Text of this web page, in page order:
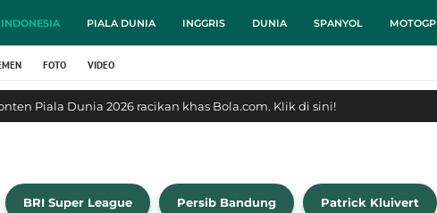
INDONESIA PIALA DUNIA INGGRIS DUNIA SPANYOL MOTOGP
FOTO VIDEO
Piala Dunia 2026 racikan khas Bola.com. Klik di sini!
BRI Super League Persib Bandung Patrick Kluivert